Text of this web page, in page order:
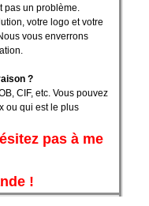
pas un problème.
votre logo et votre
vous enverrons
?
CIF, etc. Vous pouvez
ou qui est le plus
pas à me
!